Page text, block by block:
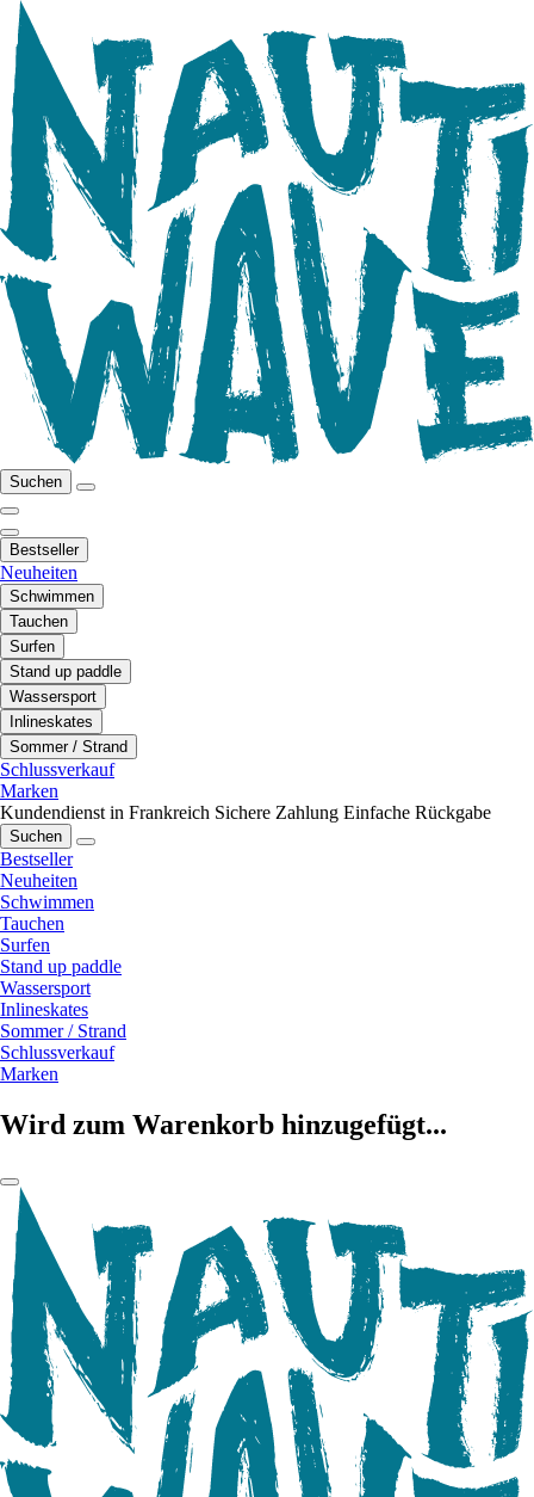
Suchen
Bestseller
Neuheiten
Schwimmen
Tauchen
Surfen
Stand up paddle
Wassersport
Inlineskates
Sommer / Strand
Schlussverkauf
Marken
Kundendienst in Frankreich Sichere Zahlung Einfache Rückgabe
Suchen
Bestseller
Neuheiten
Schwimmen
Tauchen
Surfen
Stand up paddle
Wassersport
Inlineskates
Sommer / Strand
Schlussverkauf
Marken
Wird zum Warenkorb hinzugefügt...